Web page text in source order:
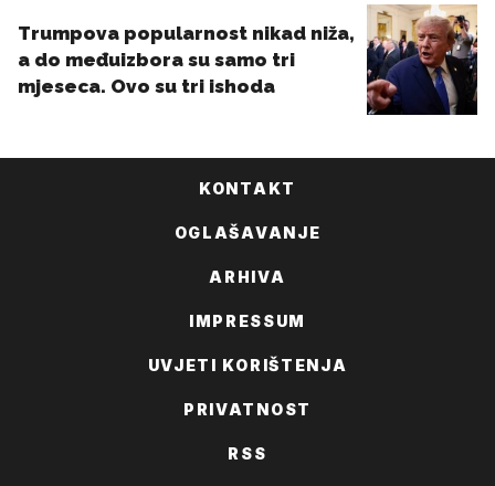
KONTAKT
OGLAŠAVANJE
ARHIVA
IMPRESSUM
UVJETI KORIŠTENJA
PRIVATNOST
RSS